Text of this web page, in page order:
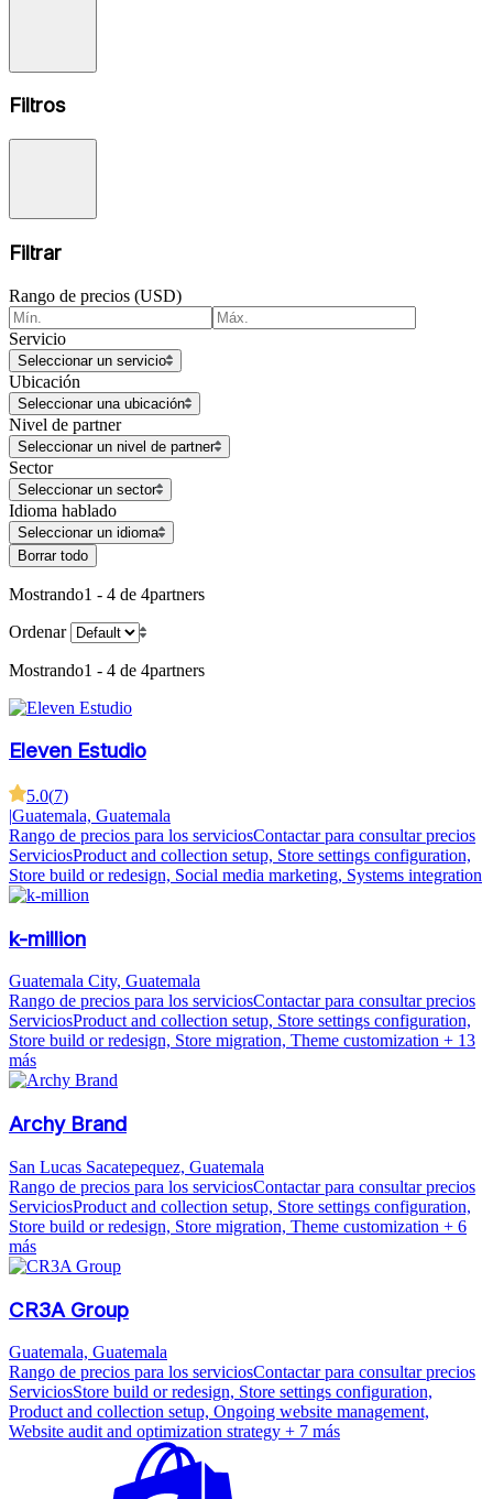
Filtros
Filtrar
Rango de precios (USD)
Servicio
Seleccionar un servicio
Ubicación
Seleccionar una ubicación
Nivel de partner
Seleccionar un nivel de partner
Sector
Seleccionar un sector
Idioma hablado
Seleccionar un idioma
Borrar todo
Mostrando1 - 4 de 4partners
Ordenar
Mostrando1 - 4 de 4partners
Eleven Estudio
5.0(7)
|Guatemala, Guatemala
Rango de precios para los serviciosContactar para consultar precios
ServiciosProduct and collection setup, Store settings configuration,
Store build or redesign, Social media marketing, Systems integration
k-million
Guatemala City, Guatemala
Rango de precios para los serviciosContactar para consultar precios
ServiciosProduct and collection setup, Store settings configuration,
Store build or redesign, Store migration, Theme customization + 13
más
Archy Brand
San Lucas Sacatepequez, Guatemala
Rango de precios para los serviciosContactar para consultar precios
ServiciosProduct and collection setup, Store settings configuration,
Store build or redesign, Store migration, Theme customization + 6
más
CR3A Group
Guatemala, Guatemala
Rango de precios para los serviciosContactar para consultar precios
ServiciosStore build or redesign, Store settings configuration,
Product and collection setup, Ongoing website management,
Website audit and optimization strategy + 7 más